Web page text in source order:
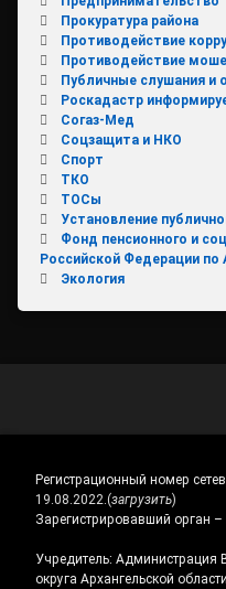
Прокуратура района
Противодействие
Противодействие
Публичные слушания и
Роскадастр
Согаз-Мед
Соцзащита и НКО
Спорт
ТКО
ТОСы
Установление
Фонд пенсионного и
Российской Федерации по
Экология
Регистрационный номер
19.08.2022.(загрузить)
Зарегистрировавший орган
Учредитель: Администрация
округа Архангельской области